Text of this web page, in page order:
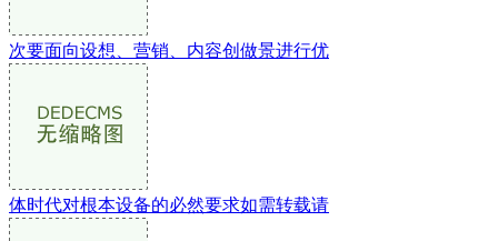
次要面向设想、营销、内容创做景进行优
体时代对根本设备的必然要求如需转载请